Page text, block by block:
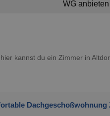
WG anbieten
kannst du ein Zimmer in
Dachgeschoßwohnung